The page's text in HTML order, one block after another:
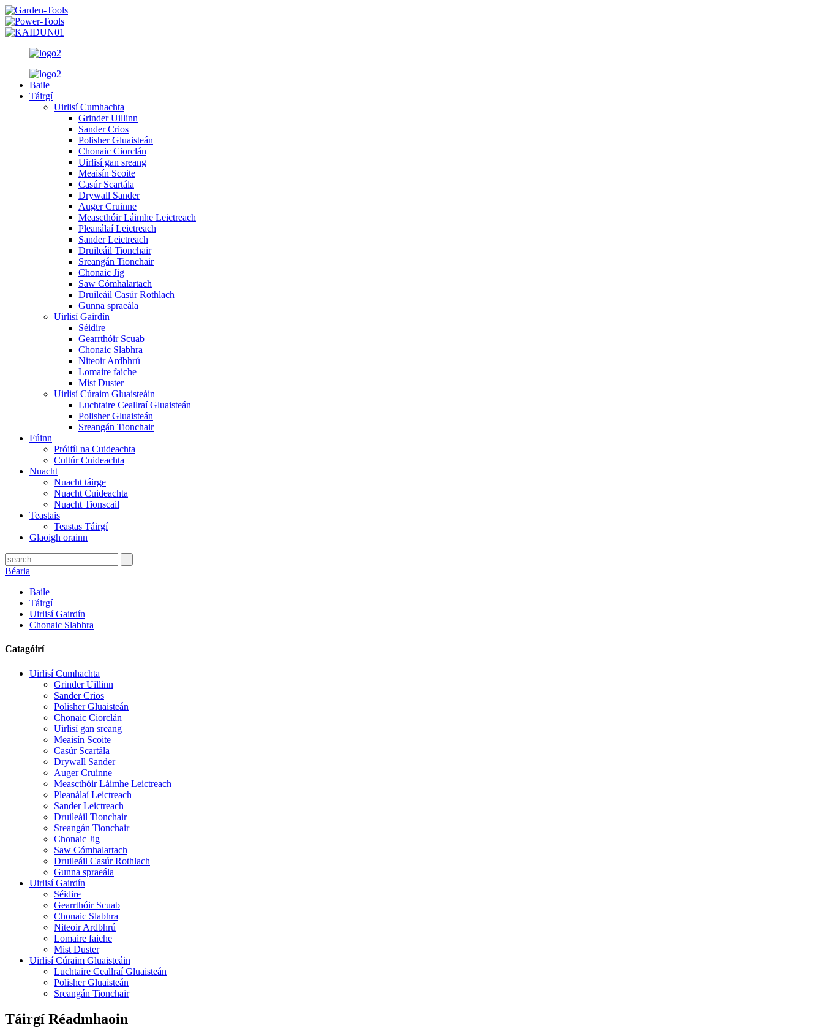
Baile
Táirgí
Uirlisí Cumhachta
Grinder Uillinn
Sander Crios
Polisher Gluaisteán
Chonaic Ciorclán
Uirlisí gan sreang
Meaisín Scoite
Casúr Scartála
Drywall Sander
Auger Cruinne
Meascthóir Láimhe Leictreach
Pleanálaí Leictreach
Sander Leictreach
Druileáil Tionchair
Sreangán Tionchair
Chonaic Jig
Saw Cómhalartach
Druileáil Casúr Rothlach
Gunna spraeála
Uirlisí Gairdín
Séidire
Gearrthóir Scuab
Chonaic Slabhra
Niteoir Ardbhrú
Lomaire faiche
Mist Duster
Uirlisí Cúraim Gluaisteáin
Luchtaire Ceallraí Gluaisteán
Polisher Gluaisteán
Sreangán Tionchair
Fúinn
Próifíl na Cuideachta
Cultúr Cuideachta
Nuacht
Nuacht táirge
Nuacht Cuideachta
Nuacht Tionscail
Teastais
Teastas Táirgí
Glaoigh orainn
Béarla
Baile
Táirgí
Uirlisí Gairdín
Chonaic Slabhra
Catagóirí
Uirlisí Cumhachta
Grinder Uillinn
Sander Crios
Polisher Gluaisteán
Chonaic Ciorclán
Uirlisí gan sreang
Meaisín Scoite
Casúr Scartála
Drywall Sander
Auger Cruinne
Meascthóir Láimhe Leictreach
Pleanálaí Leictreach
Sander Leictreach
Druileáil Tionchair
Sreangán Tionchair
Chonaic Jig
Saw Cómhalartach
Druileáil Casúr Rothlach
Gunna spraeála
Uirlisí Gairdín
Séidire
Gearrthóir Scuab
Chonaic Slabhra
Niteoir Ardbhrú
Lomaire faiche
Mist Duster
Uirlisí Cúraim Gluaisteáin
Luchtaire Ceallraí Gluaisteán
Polisher Gluaisteán
Sreangán Tionchair
Táirgí Réadmhaoin